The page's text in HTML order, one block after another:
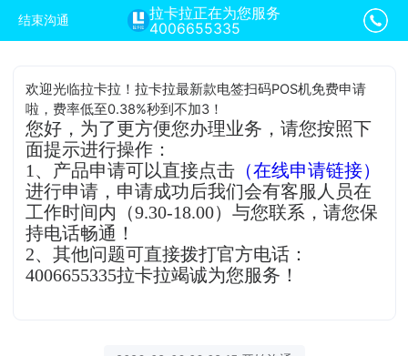
结束沟通
拉卡拉正在为您服务
4006655335
欢迎光临拉卡拉！拉卡拉最新款电签扫码POS机免费申请
啦，费率低至0.38%秒到不加3！
您好，为了更方便您办理业务，请您按照下
面提示进行操作：
1、产品申请可以直接点击 （在线申请链接）
进行申请，申请成功后我们会有客服人员在
工作时间内（9.30-18.00）与您联系，请您保
持电话畅通！
2、其他问题可直接拨打官方电话：
4006655335拉卡拉竭诚为您服务！